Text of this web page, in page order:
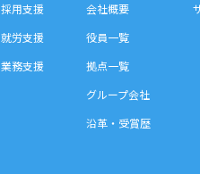
採用支援
就労支援
業務支援
会社概要
役員一覧
拠点一覧
グループ会社
沿革・受賞歴